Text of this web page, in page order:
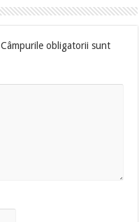
Câmpurile obligatorii sunt